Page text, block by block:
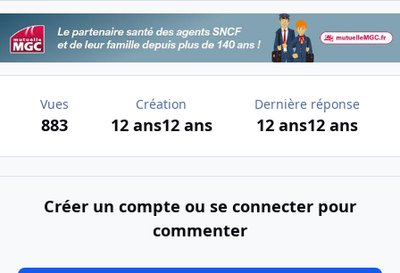
Vues
883
Création
12 ans12 ans
Dernière réponse
12 ans12 ans
Créer un compte ou se connecter pour
commenter